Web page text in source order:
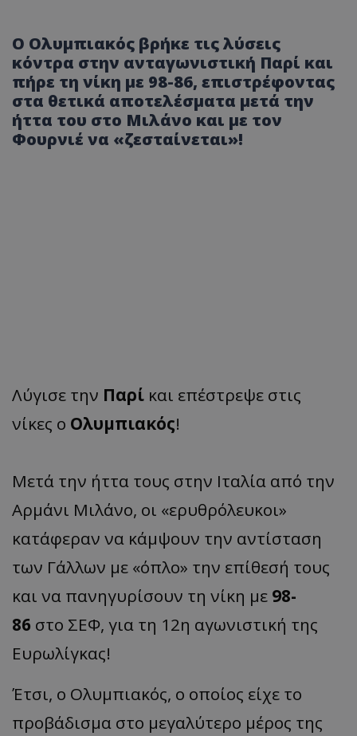
Ο Ολυμπιακός βρήκε τις λύσεις
κόντρα στην ανταγωνιστική Παρί και
πήρε τη νίκη με 98-86, επιστρέφοντας
στα θετικά αποτελέσματα μετά την
ήττα του στο Μιλάνο και με τον
Φουρνιέ να «ζεσταίνεται»!
Λύγισε την Παρί και επέστρεψε στις
νίκες ο Ολυμπιακός!
Μετά την ήττα τους στην Ιταλία από την
Αρμάνι Μιλάνο, οι «ερυθρόλευκοι»
κατάφεραν να κάμψουν την αντίσταση
των Γάλλων με «όπλο» την επίθεσή τους
και να πανηγυρίσουν τη νίκη με 98-
86 στο ΣΕΦ, για τη 12η αγωνιστική της
Ευρωλίγκας!
Έτσι, ο Ολυμπιακός, ο οποίος είχε το
προβάδισμα στο μεγαλύτερο μέρος της